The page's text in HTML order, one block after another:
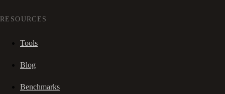
RESOURCES
Tools
Blog
Benchmarks